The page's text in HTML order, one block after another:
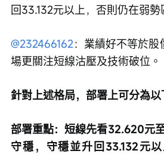
回33.132元以上，否則仍在弱勢
@232466162：業績好不等於
場更關注短線沽壓及技術破位。
針對上述格局，部署上可分為以
部署重點：短線先看32.620元
守穩，守穩並升回33.132元